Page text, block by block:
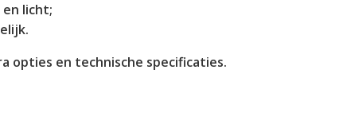
en licht;
opties en technische specificaties.